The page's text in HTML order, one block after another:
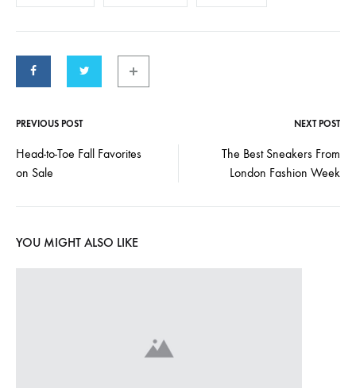
Post
PREVIOUS POST NEXT POST
Head-to-Toe Fall Favorites
on Sale
The Best Sneakers From
London Fashion Week
YOU MIGHT ALSO LIKE